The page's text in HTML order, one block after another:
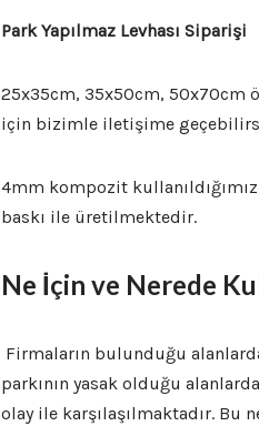
Park Yapılmaz Levhası Siparişi
25x35cm, 35x50cm, 50x70cm
için bizimle iletişime
4mm kompozit
baskı ile üretilmektedir.
Ne İçin ve Nerede
Firmaların bulunduğu
parkının yasak olduğu
olay ile karşılaşılmaktadır. Bu